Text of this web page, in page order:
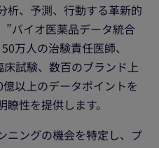
析、予測、行動する革新的
”バイオ医薬品データ統合
万人の治験責任医師、
試験、数百のブランド上
以上のデータポイントを
性を提供します。
ニングの機会を特定し、プ